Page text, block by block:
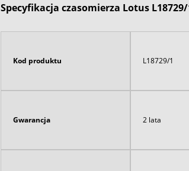
Specyfikacja czasomierza Lotus
Kod produktu L18729/1
Gwarancja 2 lata